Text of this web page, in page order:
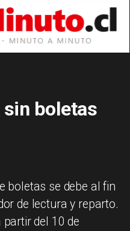
sin boletas
boletas se debe al fin
de lectura y reparto.
del 10 de